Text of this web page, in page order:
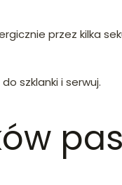
przez kilka
szklanki i serwuj.